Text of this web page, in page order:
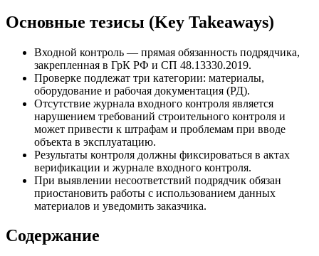
Основные тезисы (Key Takeaways)
Входной контроль — прямая обязанность подрядчика,
закрепленная в ГрК РФ и СП 48.13330.2019.
Проверке подлежат три категории: материалы,
оборудование и рабочая документация (РД).
Отсутствие журнала входного контроля является
нарушением требований строительного контроля и
может привести к штрафам и проблемам при вводе
объекта в эксплуатацию.
Результаты контроля должны фиксироваться в актах
верификации и журнале входного контроля.
При выявлении несоответствий подрядчик обязан
приостановить работы с использованием данных
материалов и уведомить заказчика.
Содержание